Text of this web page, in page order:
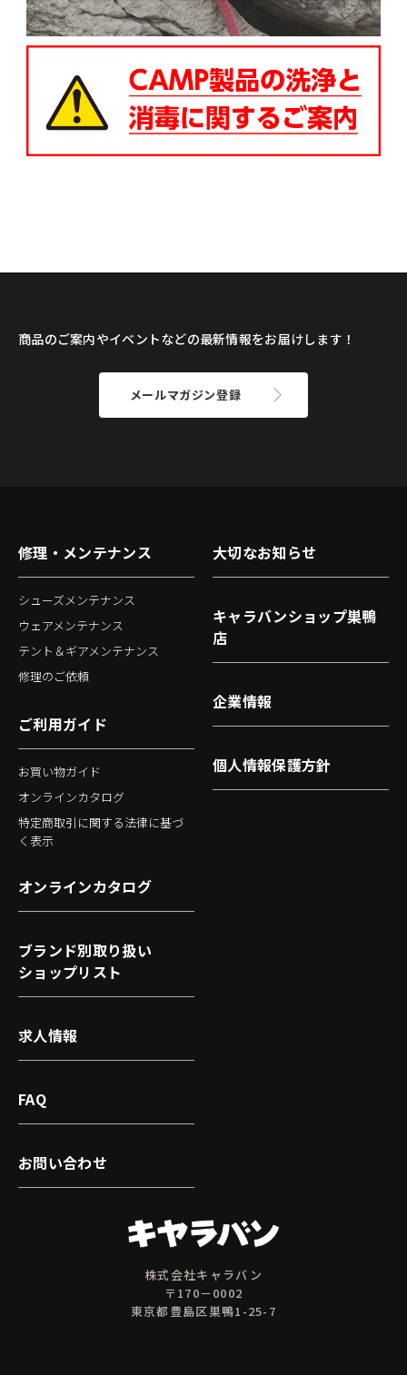
商品のご案内やイベントなどの最新情報をお届けします！
メールマガジン登録
株式会社キャラバン
〒170－0002
東京都豊島区巣鴨1-25-7
修理・メンテナンス
シューズメンテナンス
ウェアメンテナンス
テント＆ギアメンテナンス
修理のご依頼
ご利用ガイド
お買い物ガイド
オンラインカタログ
特定商取引に関する法律に基づ
く表示
大切なお知らせ
キャラバンショップ巣鴨
店
企業情報
個人情報保護方針
オンラインカタログ
ブランド別取り扱い
ショップリスト
求人情報
FAQ
お問い合わせ